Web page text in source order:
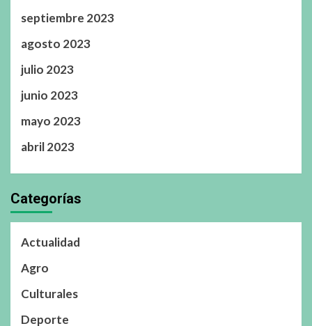
septiembre 2023
agosto 2023
julio 2023
junio 2023
mayo 2023
abril 2023
Categorías
Actualidad
Agro
Culturales
Deporte